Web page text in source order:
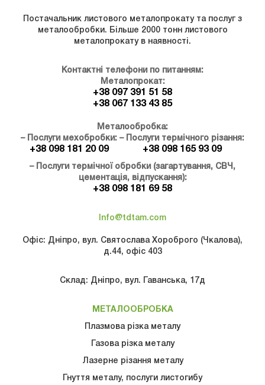
Постачальник листового металопрокату та послуг з
металообробки. Більше 2000 тонн листового
металопрокату в наявності.
Контактні телефони по питанням:
Металопрокат:
+38 097 391 51 58
+38 067 133 43 85
Металообробка:
– Послуги мехобробки:
+38 098 181 20 09
– Послуги термічного різання:
+38 098 165 93 09
– Послуги термічної обробки (загартування, СВЧ,
цементація, відпускання):
+38 098 181 69 58
Info@tdtam.com
Офіс: Дніпро, вул. Святослава Хороброго (Чкалова),
д.44, офіс 403
Склад: Дніпро, вул. Гаванська, 17д
МЕТАЛООБРОБКА
Плазмова різка металу
Газова рiзка металу
Лазерне різання металу
Гнуття металу, послуги листогибу